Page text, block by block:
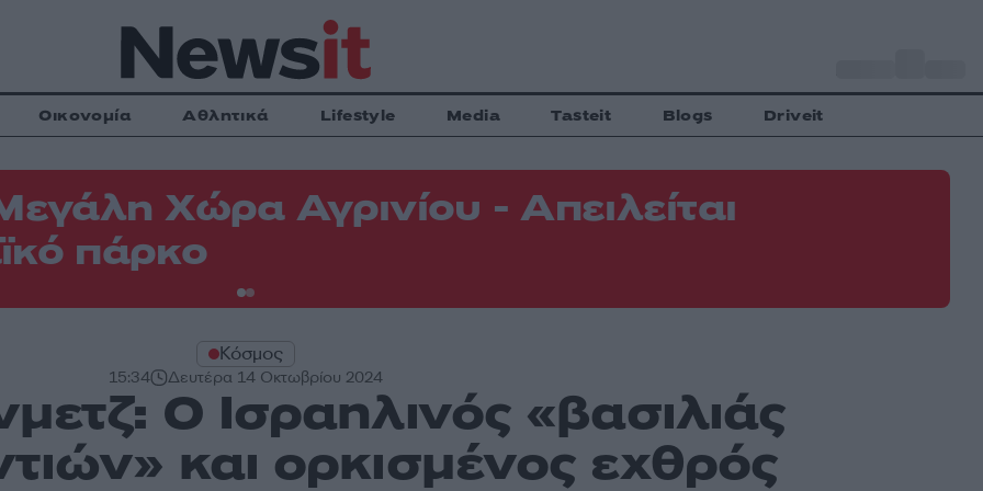
Οικονομία Αθλητικά Lifestyle Media Tasteit Blogs Driveit
Χώρα Αγρινίου - Απειλείται
πάρκο
Κόσμος
15:34 Δευτέρα 14 Οκτωβρίου 2024
Ο Ισραηλινός «βασιλιάς
και ορκισμένος εχθρός